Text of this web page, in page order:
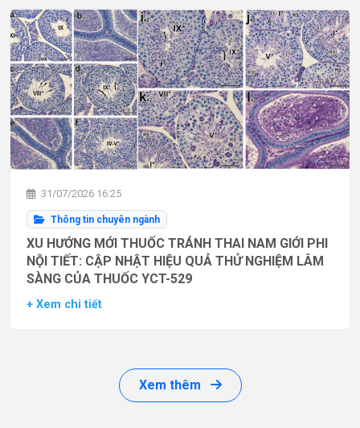
31/07/2026 16:25
Thông tin chuyên ngành
XU HƯỚNG MỚI THUỐC TRÁNH THAI NAM GIỚI PHI
NỘI TIẾT: CẬP NHẬT HIỆU QUẢ THỬ NGHIỆM LÂM
SÀNG CỦA THUỐC YCT-529
+ Xem chi tiết
Xem thêm